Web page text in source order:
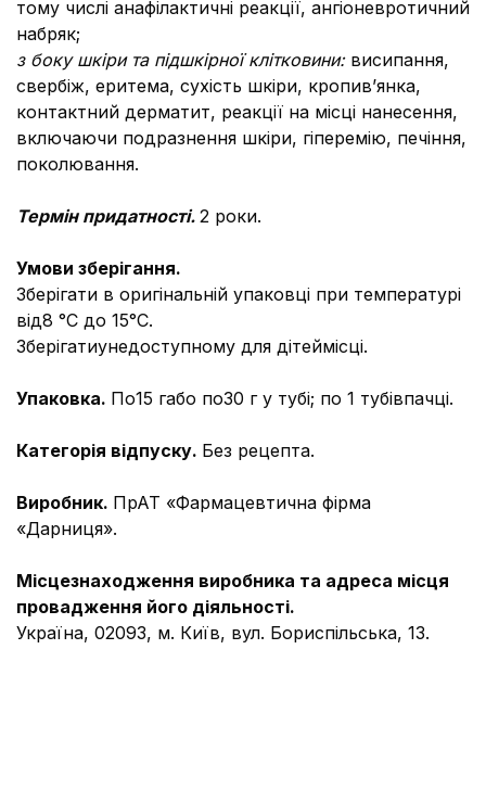
тому числі анафілактичні реакції, ангіоневротичний
набряк;
з боку шкіри та підшкірної клітковини: висипання,
свербіж, еритема, сухість шкіри, кропив’янка,
контактний дерматит, реакції на місці нанесення,
включаючи подразнення шкіри, гіперемію, печіння,
поколювання.
Термін придатності. 2 роки.
Умови зберігання.
Зберігати в оригінальній упаковці при температурі
від8 °С до 15°С.
Зберігатиунедоступному для дітеймісці.
Упаковка. По15 габо по30 г у тубі; по 1 тубівпачці.
Категорія відпуску. Без рецепта.
Виробник. ПрАТ «Фармацевтична фірма
«Дарниця».
Місцезнаходження виробника та адреса місця
провадження його діяльності.
Україна, 02093, м. Київ, вул. Бориспiльська, 13.